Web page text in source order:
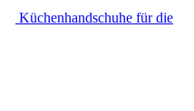
Küchenhandschuhe für die